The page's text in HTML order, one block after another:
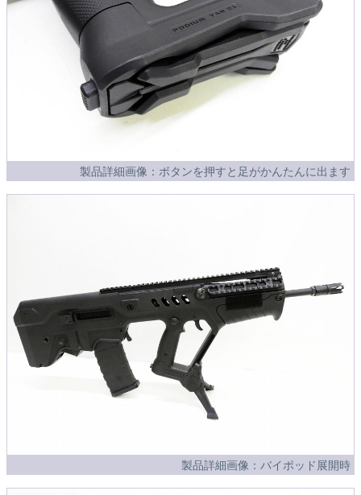
製品詳細画像：ボタンを押すと足がかんたんに出ます
製品詳細画像：バイポッド展開時